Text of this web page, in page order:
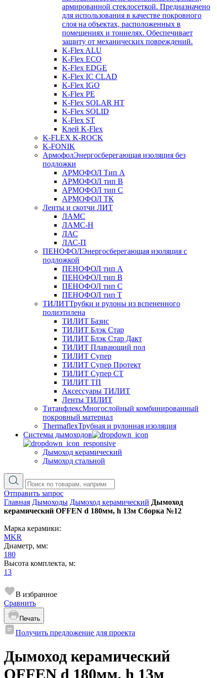
армированной стеклосеткой. Предназначено
для использования в качестве покровного
слоя на объектах, расположенных в
помещениях и тоннелях. Обеспечивает
защиту от механических повреждений.
K-Flex ALU
K-Flex ECO
K-Flex EDGE
K-Flex IC CLAD
K-Flex IGO
K-Flex PE
K-Flex SOLAR HT
K-Flex SOLID
K-Flex ST
Клей K-Flex
K-FLEX K-ROCK
K-FONIK
АрмофолЭнергосберегающая изоляция без
подложки
АРМОФОЛ Тип А
АРМОФОЛ тип В
АРМОФОЛ тип C
АРМОФОЛ ТК
Ленты и скотчи ЛИТ
ЛАМС
ЛАМС-Н
ЛАС
ЛАС-П
ПЕНОФОЛЭнергосберегающая изоляция с
подложкой
ПЕНОФОЛ тип А
ПЕНОФОЛ тип B
ПЕНОФОЛ тип C
ПЕНОФОЛ тип T
ТИЛИТТрубки и рулоны из вспененного
полиэтилена
ТИЛИТ Базис
ТИЛИТ Блэк Стар
ТИЛИТ Блэк Стар Дакт
ТИЛИТ Плавающий пол
ТИЛИТ Супер
ТИЛИТ Супер Протект
ТИЛИТ Супер СТ
ТИЛИТ ТП
Аксессуары ТИЛИТ
Ленты ТИЛИТ
ТитанфлексМногослойный комбинированный
покровный материал
ThermaflexТрубная и рулонная изоляция
Cистемы дымоходов
Дымоход керамический
Дымоход стальной
Отправить запрос
Главная Дымоходы Дымоход керамический Дымоход
керамический OFFEN d 180мм, h 13м Сборка №12
Марка керамики:
MKR
Диаметр, мм:
180
Высота комплекта, м:
13
В избранное
Сравнить
Печать
Получить предложение для проекта
Дымоход керамический
OFFEN d 180мм, h 13м